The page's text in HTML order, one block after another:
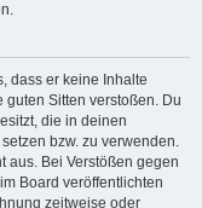
dass er keine Inhalte
Sitten verstoßen. Du
die in deinen
bzw. zu verwenden.
aus. Bei Verstößen gegen
Board veröffentlichten
zeitweise oder